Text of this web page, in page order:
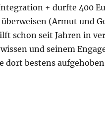
+ durfte 400
(Armut und
schon seit Jahren in
und seinem
dort bestens